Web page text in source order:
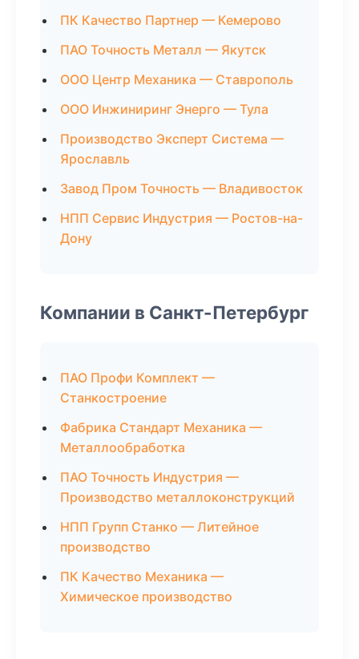
ПК Качество Партнер — Кемерово
ПАО Точность Металл — Якутск
ООО Центр Механика — Ставрополь
ООО Инжиниринг Энерго — Тула
Производство Эксперт Система —
Ярославль
Завод Пром Точность — Владивосток
НПП Сервис Индустрия — Ростов-на-
Дону
Компании в Санкт-Петербург
ПАО Профи Комплект —
Станкостроение
Фабрика Стандарт Механика —
Металлообработка
ПАО Точность Индустрия —
Производство металлоконструкций
НПП Групп Станко — Литейное
производство
ПК Качество Механика —
Химическое производство